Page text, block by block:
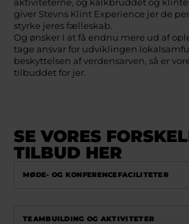
giver Stevns Klint Experience jer de
styrke jeres fælleskab.
Og ønsker I at få endnu mere ud af
tage ansvar for udviklingen
beskyttelsen af verdensarven, så er
tilbuddet for jer.
SE VORES
TILBUD HER
MØDE- OG KONFERENCEFACILITETER
TEAMBUILDING OG AKTIVITETER